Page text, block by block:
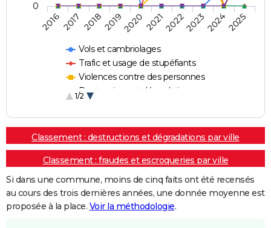
Vols et cambriolages
Trafic et usage de stupéfiants
Violences contre des personnes
Destructions et dégradations
1/2
20162017 20182019202020212022202320242025
0
Classement : destructions et dégradations par ville
Classement : fraudes et escroqueries par ville
Si dans une commune, moins de cinq faits ont été recensés
au cours des trois dernières années, une donnée moyenne est
proposée à la place. Voir la méthodologie.